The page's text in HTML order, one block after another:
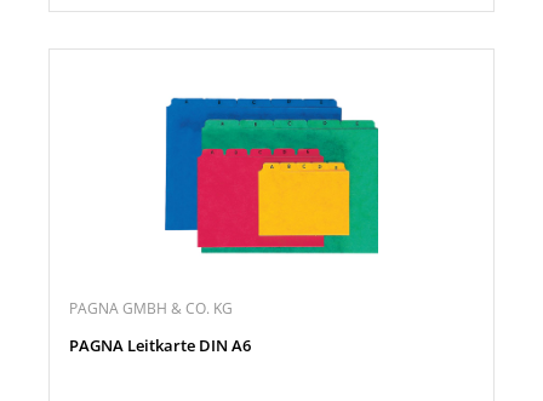
PAGNA GMBH & CO. KG
PAGNA Leitkarte DIN A6